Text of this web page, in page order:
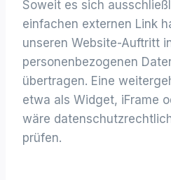
Soweit es sich
einfachen externen Link
unseren Website-Auftritt
personenbezogenen
übertragen. Eine
etwa als Widget, iFrame
wäre
prüfen.